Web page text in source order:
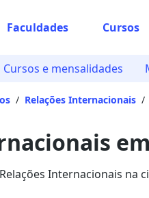
Faculdades Cursos
Cursos e mensalidades
/ Relações Internacionais /
Internacionais na